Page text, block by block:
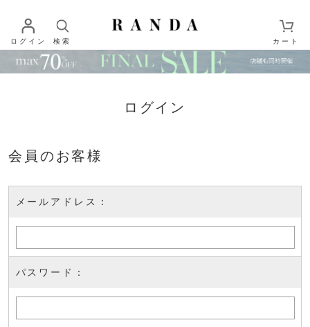
ログイン 検索 カート
ログイン
会員のお客様
メールアドレス：
パスワード：